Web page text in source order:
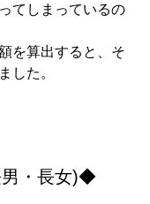
てしまっているの
を算出すると、そ
した。
男・長女)◆